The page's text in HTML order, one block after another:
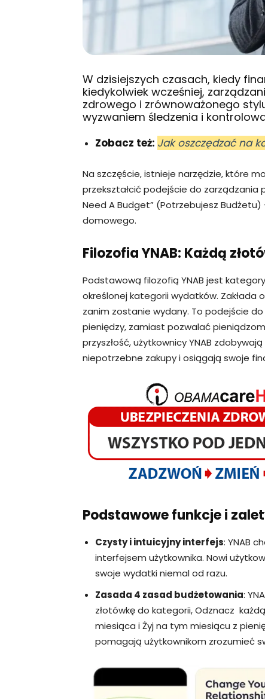
W dzisiejszych czasach, kiedy
kiedykolwiek wcześniej,
zdrowego i zrównoważonego
wyzwaniem śledzenia i
Zobacz też: Jak oszczędzać na
Na szczęście, istnieje narzędzie, które
przekształcić podejście do zarządzania
Need A Budget” (Potrzebujesz
domowego.
Filozofia YNAB: Każdą
Podstawową filozofią YNAB jest
określonej kategorii wydatków. Zakłada
zanim zostanie wydany. To podejście
pieniędzy, zamiast pozwalać
przyszłość, użytkownicy YNAB
niepotrzebne zakupy i osiągają swoje
Podstawowe funkcje i
Czysty i intuicyjny interfejs: YNAB
interfejsem użytkownika. Nowi
swoje wydatki niemal od razu.
Zasada 4 zasad budżetowania:
złotówkę do kategorii, Odznacz
miesiąca i Żyj na tym miesiącu z
pomagają użytkownikom zrozumieć